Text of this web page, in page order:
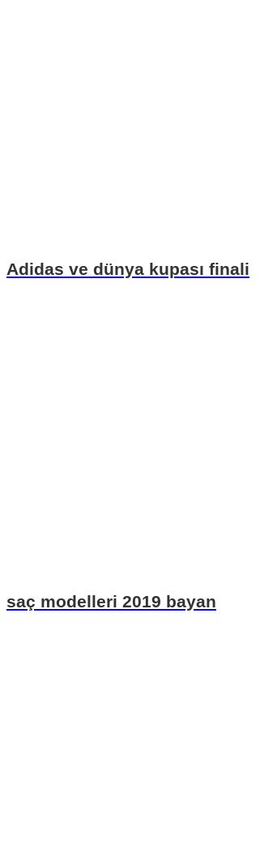
Adidas ve dünya kupası finali
saç modelleri 2019 bayan